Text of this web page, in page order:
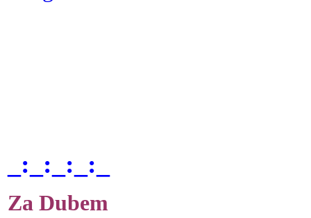
_:_:_:_:_
Za Dubem